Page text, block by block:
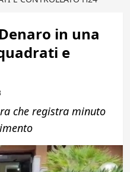
in una
e
che registra minuto